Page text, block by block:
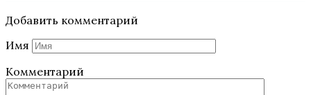
Добавить комментарий
Имя
Комментарий